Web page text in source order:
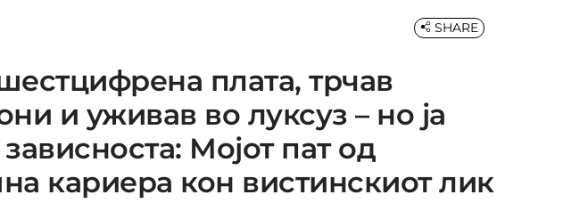
плата, трчав
и уживав во луксуз – но ја
Мојот пат од
кариера кон вистинскиот лик
SHARE